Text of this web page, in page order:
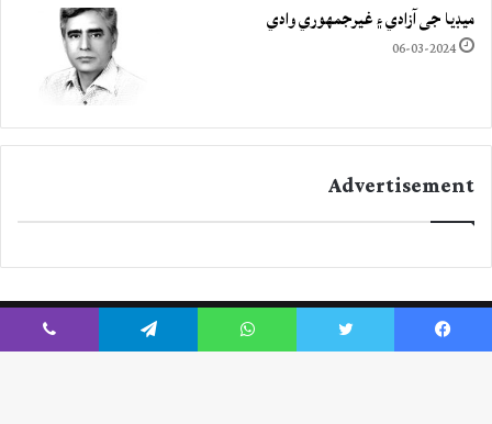
ميڊيا جي آزادي ۽ غيرجمھوري وادي
06-03-2024
Advertisement
Facebook
Twitter
YouTube
Instagram Facebook
Twitter
WhatsApp
Telegram
Viber